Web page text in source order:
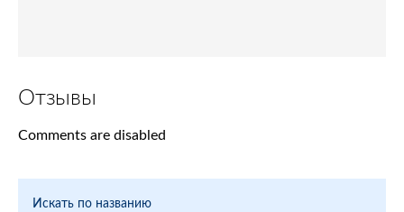
Отзывы
Comments are disabled
Искать по названию